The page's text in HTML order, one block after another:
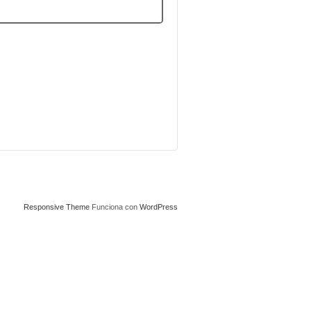
Responsive ThemeFunciona con WordPress